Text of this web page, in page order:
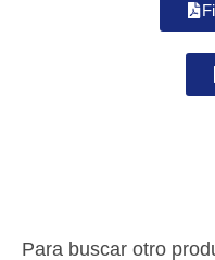
Para buscar otro